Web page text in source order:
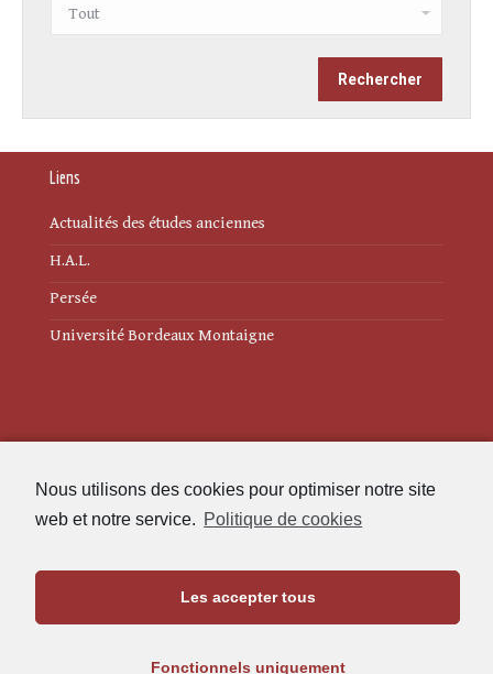
Nous utilisons des cookies pour optimiser notre site
web et notre service. Politique de cookies
Les accepter tous
Fonctionnels uniquement
Liens
Actualités des études anciennes
H.A.L.
Persée
Université Bordeaux Montaigne
Politique de cookies (UE)
Maison de l'Archéologie